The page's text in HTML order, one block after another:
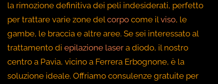
la rimozione definitiva dei peli indesiderati, perfetto
per trattare varie zone del corpo come il viso, le
gambe, le braccia e altre aree. Se sei interessato al
trattamento di epilazione laser a diodo, il nostro
centro a Pavia, vicino a Ferrera Erbognone, è la
soluzione ideale. Offriamo consulenze gratuite per